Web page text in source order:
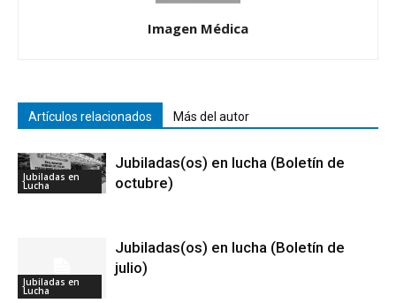
Imagen Médica
Artículos relacionados Más del autor
Jubiladas en
Lucha
Jubiladas(os) en lucha (Boletín de
octubre)
Jubiladas en
Lucha
Jubiladas(os) en lucha (Boletín de
julio)